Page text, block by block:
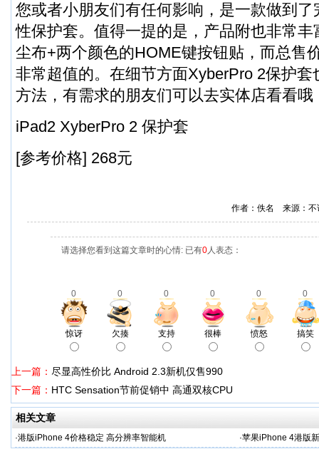
您或者小朋友们有任何影响，是一款做到
性保护套。值得一提的是，产品附也非常
尘布+两个颜色的HOME键按钮贴，而总售
非常超值的。在细节方面XyberPro 2保护
方法，有需求的朋友们可以去实体店看看哦
iPad2 XyberPro 2 保护套
[参考价格] 268元
作者：佚名 来源：
请选择您看到这篇文章时的心情: 已有0人表态：
0 0 0 0 0 0
惊讶 欠揍 支持 很棒 愤怒 搞笑
上一篇： 尽显高性价比 Android 2.3新机仅售990
下一篇： HTC Sensation节前促销中 高通双核CPU
相关文章
·港版iPhone 4价格稳定 高分辨率智能机 ·苹果iPhone 4港版